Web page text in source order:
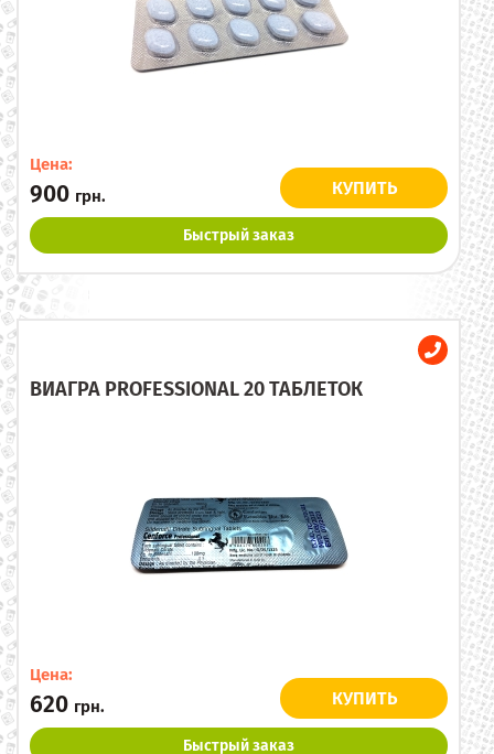
Цена:
900 грн. КУПИТЬ
Быстрый заказ
ВИАГРА PROFESSIONAL 20 ТАБЛЕТОК
Цена:
620 грн. КУПИТЬ
Быстрый заказ